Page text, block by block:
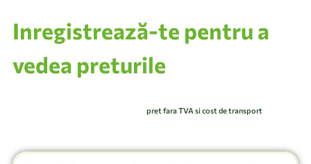
Inregistrează-te pentru a
vedea preturile
pret fara TVA si cost de transport